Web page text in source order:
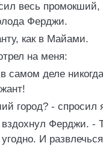
весь
Ферджи.
как в Майами.
на меня:
самом деле
город? - спросил
Ферджи. -
И